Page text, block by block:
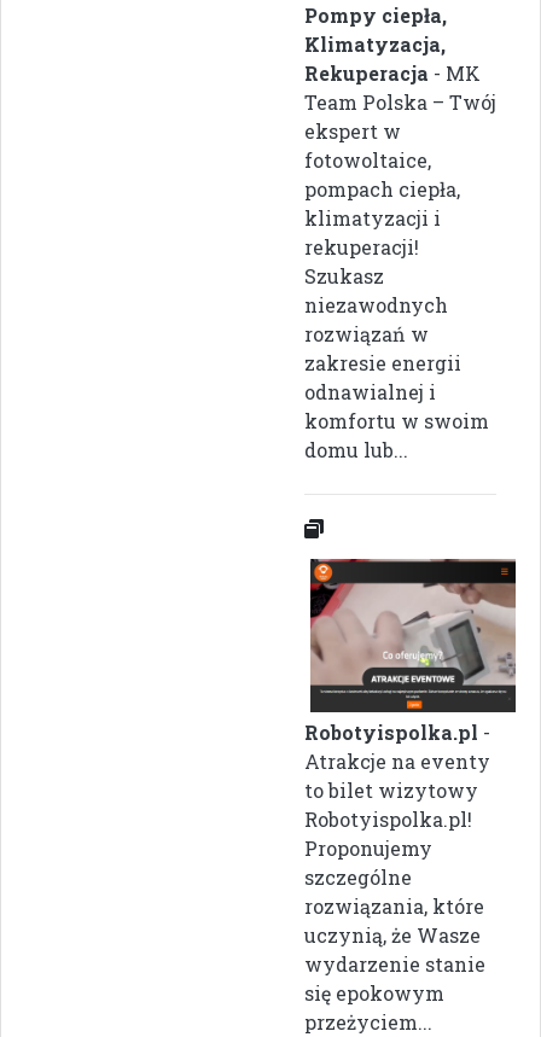
Pompy ciepła,
Klimatyzacja,
Rekuperacja - MK
Team Polska – Twój
ekspert w
fotowoltaice,
pompach ciepła,
klimatyzacji i
rekuperacji!
Szukasz
niezawodnych
rozwiązań w
zakresie energii
odnawialnej i
komfortu w swoim
domu lub...
Robotyispolka.pl -
Atrakcje na eventy
to bilet wizytowy
Robotyispolka.pl!
Proponujemy
szczególne
rozwiązania, które
uczynią, że Wasze
wydarzenie stanie
się epokowym
przeżyciem...